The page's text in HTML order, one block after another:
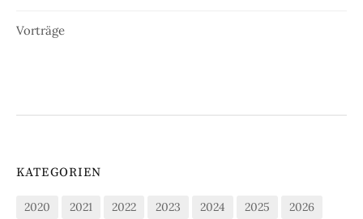
Vorträge
KATEGORIEN
2020 2021 2022 2023 2024 2025
2026